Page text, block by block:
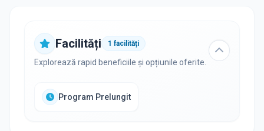
Facilități 1 facilități
Explorează rapid beneficiile și opțiunile oferite.
Program Prelungit